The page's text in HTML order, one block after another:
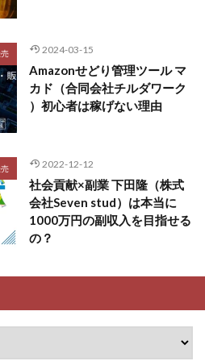
2024-03-15
Amazonせどり管理ツール マ
カド（合同会社チルダワーク
）初心者は稼げない理由
2022-12-12
社会貢献×副業 下田隆（株式
会社Seven stud）は本当に
1000万円の副収入を目指せる
の？